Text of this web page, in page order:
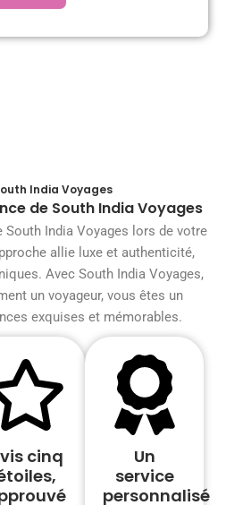
India Voyages
de South India Voyages
South India Voyages lors de votre
allie luxe et authenticité,
Avec South India Voyages,
un voyageur, vous êtes un
exquises et mémorables.
cinq
Un
service
personnalisé